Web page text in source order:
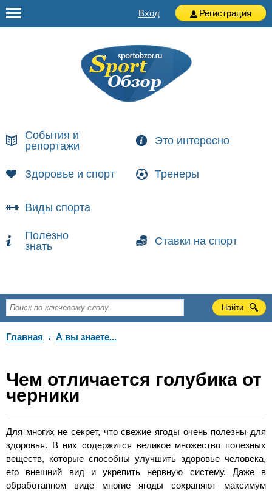
Вход Регистрация
События и
репортажи
Это интересно
Здоровье и спорт Тренеры
Виды спорта
Полезно
знать
Ставки на спорт
Главная А вы знаете...
Чем отличается голубика от
черники
Для многих не секрет, что свежие ягоды очень полезны для
здоровья. В них содержится великое множество полезных
веществ, которые способны улучшить здоровье человека,
его внешний вид и укрепить нервную систему. Даже в
обработанном виде многие ягоды сохраняют максимум